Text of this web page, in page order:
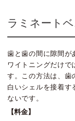
ラミネート
歯と歯の間に隙間が
ワイトニングだけで
す。この方法は、歯
白いシェルを接着す
ないです。
【料金】